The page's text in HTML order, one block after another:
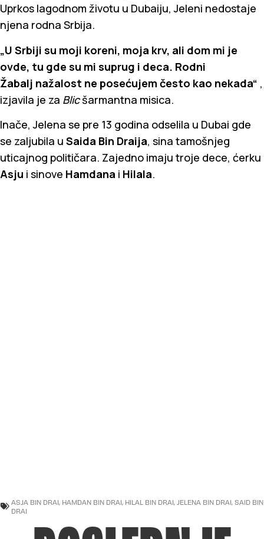
Uprkos lagodnom životu u Dubaiju, Jeleni nedostaje
njena rodna Srbija.
„U Srbiji su moji koreni, moja krv, ali dom mi je
ovde, tu gde su mi suprug i deca. Rodni
Žabalj nažalost ne posećujem često kao nekada“ ,
izjavila je za Blicšarmantna misica.
Inače, Jelena se pre 13 godina odselila u Dubai gde
se zaljubila u Saida Bin Draija, sina tamošnjeg
uticajnog političara. Zajedno imaju troje dece, ćerku
Asju i sinove Hamdana i Hilala.
ASJA BIN DRAI, HAMDAN BIN DRAI, HILAL BIN DRAI, JELENA BIN DRAI, SAID BIN
DRAI